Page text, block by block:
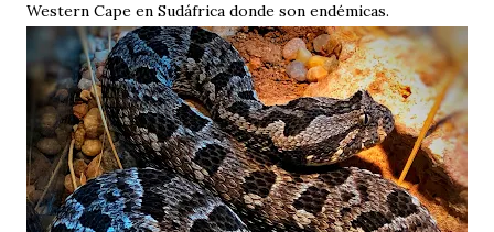
Western Cape en Sudáfrica donde son endémicas.